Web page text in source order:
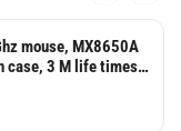
mouse, MX8650A
case, 3 M life times
Dark grey